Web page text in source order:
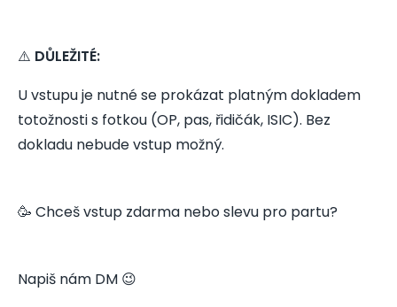
⚠️ DŮLEŽITÉ:
U vstupu je nutné se prokázat platným dokladem
totožnosti s fotkou (OP, pas, řidičák, ISIC). Bez
dokladu nebude vstup možný.
🥳 Chceš vstup zdarma nebo slevu pro partu?
Napiš nám DM 😉